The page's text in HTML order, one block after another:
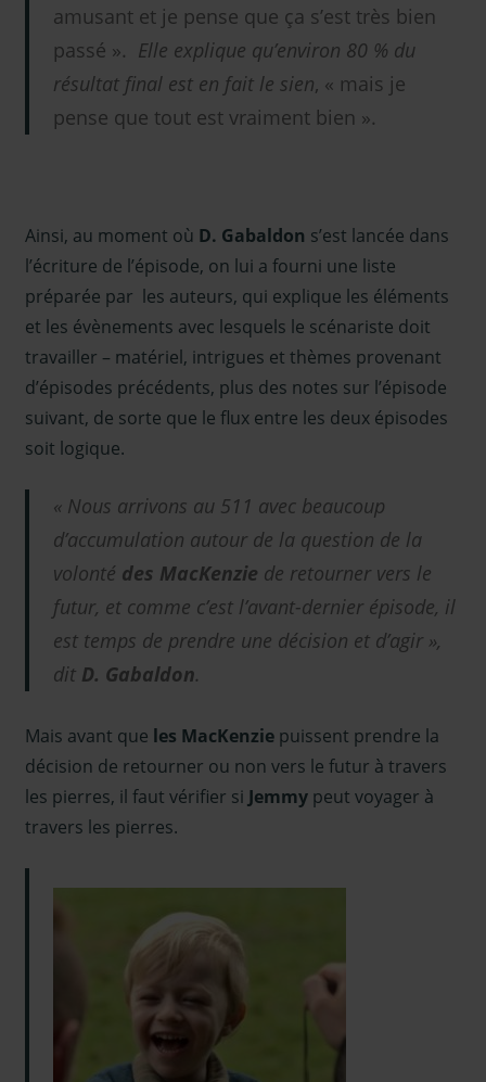
amusant et je pense que ça s’est très bien
passé ». Elle explique qu’environ 80 % du
résultat final est en fait le sien, « mais je
pense que tout est vraiment bien ».
Ainsi, au moment où D. Gabaldon s’est lancée dans
l’écriture de l’épisode, on lui a fourni une liste
préparée par les auteurs, qui explique les éléments
et les évènements avec lesquels le scénariste doit
travailler – matériel, intrigues et thèmes provenant
d’épisodes précédents, plus des notes sur l’épisode
suivant, de sorte que le flux entre les deux épisodes
soit logique.
« Nous arrivons au 511 avec beaucoup
d’accumulation autour de la question de la
volonté des MacKenzie de retourner vers le
futur, et comme c’est l’avant-dernier épisode, il
est temps de prendre une décision et d’agir »,
dit D. Gabaldon.
Mais avant que les MacKenziepuissent prendre la
décision de retourner ou non vers le futur à travers
les pierres, il faut vérifier si Jemmypeut voyager à
travers les pierres.